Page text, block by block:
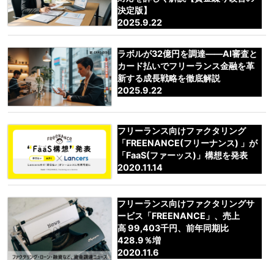
決定版】
2025.9.22
ラボルが32億円を調達――AI審査と
カード払いでフリーランス金融を革
新する成長戦略を徹底解説
2025.9.22
フリーランス向けファクタリング
「FREENANCE(フリーナンス) 」が
「FaaS(ファーッス)」構想を発表
2020.11.14
フリーランス向けファクタリングサ
ービス「FREENANCE」、売上
高 99,403千円、前年同期比
428.9％増
2020.11.6